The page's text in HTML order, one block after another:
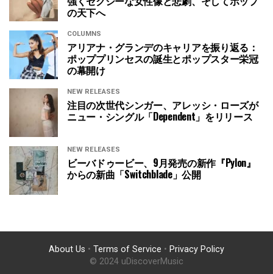
の天下へ
COLUMNS
アリアナ・グランデのキャリアを振り返る：
ポッププリンセスの誕生とポップスター栄冠
の幕開け
NEW RELEASES
注目の次世代シンガー、アレッシ・ローズが
ニュー・シングル「Dependent」をリリース
NEW RELEASES
ビーバドゥービー、9月発売の新作『Pylon』
からの新曲「Switchblade」公開
About Us • Terms of Service • Privacy Policy
© 2024 uDiscoverMusic